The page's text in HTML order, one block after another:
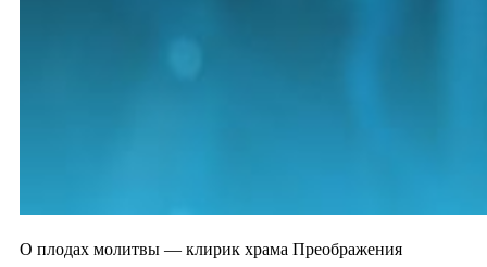
О плодах молитвы — клирик храма Преображения